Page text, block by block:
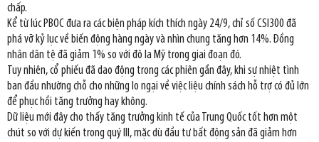
chấp.
Kể từ lúc PBOC đưa ra các biện pháp kích thích ngày 24/9, chỉ số CSI300 đã
phá vỡ kỷ lục về biến động hàng ngày và nhìn chung tăng hơn 14%. Đồng
nhân dân tệ đã giảm 1% so với đô la Mỹ trong giai đoạn đó.
Tuy nhiên, cổ phiếu đã dao động trong các phiên gần đây, khi sự nhiệt tình
ban đầu nhường chỗ cho những lo ngại về việc liệu chính sách hỗ trợ có đủ lớn
để phục hồi tăng trưởng hay không.
Dữ liệu mới đây cho thấy tăng trưởng kinh tế của Trung Quốc tốt hơn một
chút so với dự kiến trong quý III, mặc dù đầu tư bất động sản đã giảm hơn